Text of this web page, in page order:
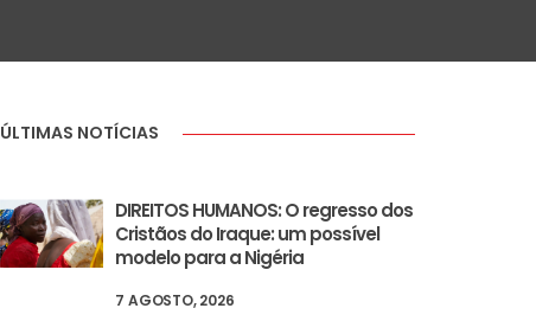
ÚLTIMAS NOTÍCIAS
DIREITOS HUMANOS: O regresso dos
Cristãos do Iraque: um possível
modelo para a Nigéria
7 AGOSTO, 2026